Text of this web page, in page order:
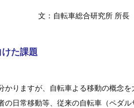
文：自転車総合研究所 所
た課題
りますが、自転車よる移動の概念を
日常移動等、従来の自転車（ペダル